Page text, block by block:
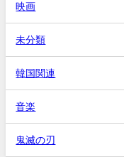
映画
未分類
韓国関連
音楽
鬼滅の刃